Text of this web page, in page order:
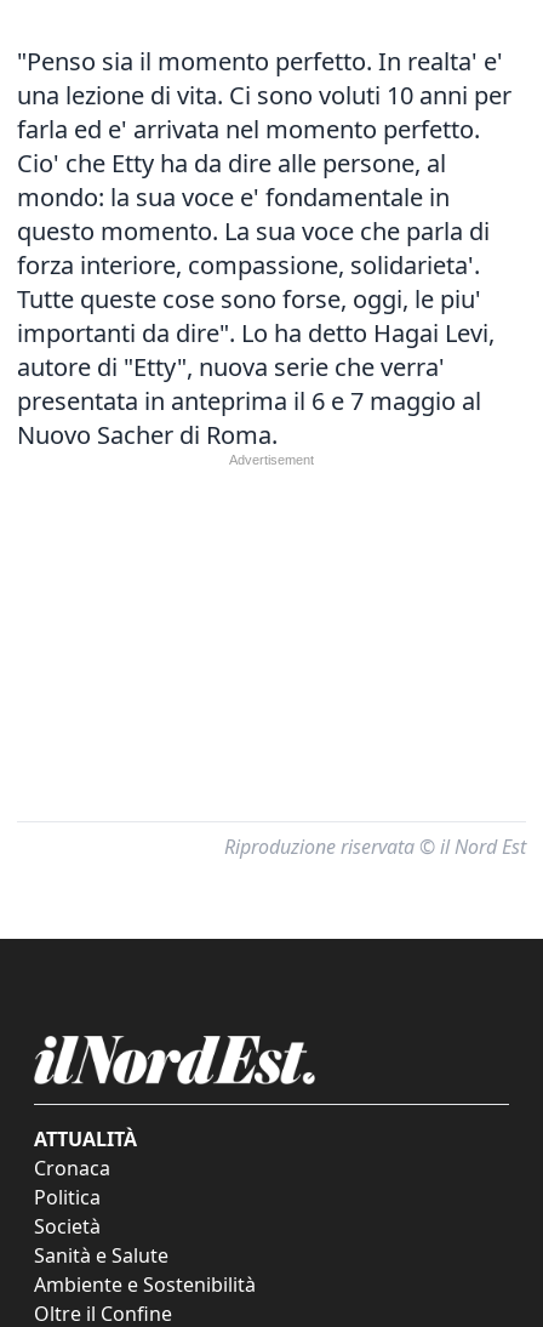
"Penso sia il momento perfetto. In realta' e'
una lezione di vita. Ci sono voluti 10 anni per
farla ed e' arrivata nel momento perfetto.
Cio' che Etty ha da dire alle persone, al
mondo: la sua voce e' fondamentale in
questo momento. La sua voce che parla di
forza interiore, compassione, solidarieta'.
Tutte queste cose sono forse, oggi, le piu'
importanti da dire". Lo ha detto Hagai Levi,
autore di "Etty", nuova serie che verra'
presentata in anteprima il 6 e 7 maggio al
Nuovo Sacher di Roma.
Riproduzione riservata © il Nord Est
ATTUALITÀ
Cronaca
Politica
Società
Sanità e Salute
Ambiente e Sostenibilità
Oltre il Confine